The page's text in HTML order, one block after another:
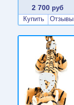
2 700 руб
Купить
Отзывы